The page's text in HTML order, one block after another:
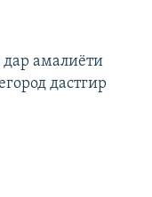
амалиёти
дастгир